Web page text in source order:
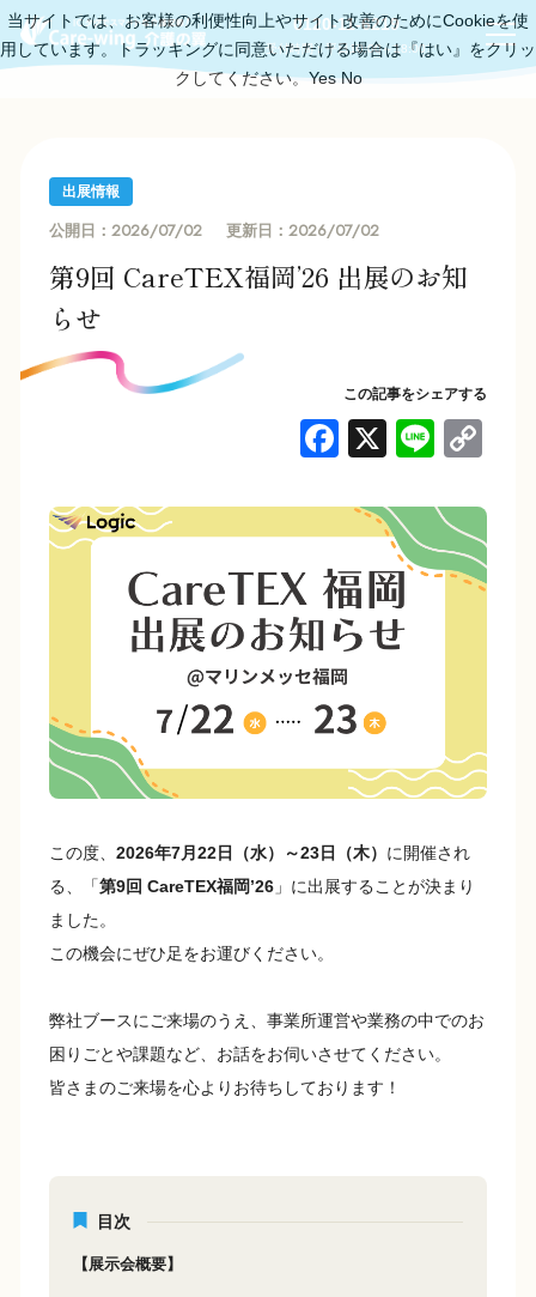
0120-11-6219
受付時間：平日10:00～18:00
出展情報
公開日： 2026/07/02 更新日： 2026/07/02
第9回 CareTEX福岡’26 出展のお知
らせ
この記事をシェアする
F
c
b
o
k
X Li
e
この度、 2026年7月22日（水）～23日（木） に開催され
る、「第9回 CareTEX福岡’26 」に出展することが決まり
ました。
この機会にぜひ足をお運びください。
弊社ブースにご来場のうえ、事業所運営や業務の中でのお
困りごとや課題など、お話をお伺いさせてください。
皆さまのご来場を心よりお待ちしております！
目次
【展示会概要】
当サイトでは、お客様の利便性向上やサイト改善のためにCookieを使
用しています。トラッキングに同意いただける場合は『はい』をクリッ
クしてください。Yes No